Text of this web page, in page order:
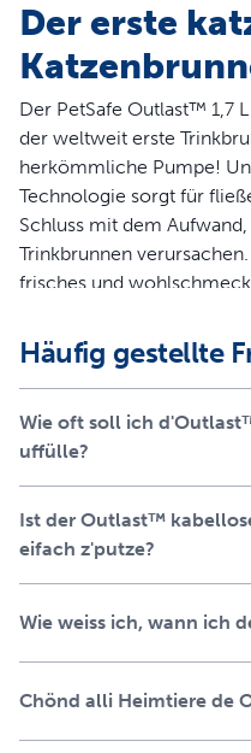
Der erste
Der PetSafe Outlast™ 1,7
der weltweit erste
herkömmliche Pumpe!
Technologie sorgt für
Schluss mit dem
Trinkbrunnen
frisches und
wird. Tauschen Sie Ihren
gegen etwas
Technologie ohne
patentierten
durch den Katzennapf
Dank des einfachen
Teile und des
Zeit für Ihr Haustier.
geringeren Zahl
Häufig gestellte
Wie oft soll ich
uffülle?
Ist der Outlast™
eifach z'putze?
Wie weiss ich, wann ich
Chönd alli Heimtiere de